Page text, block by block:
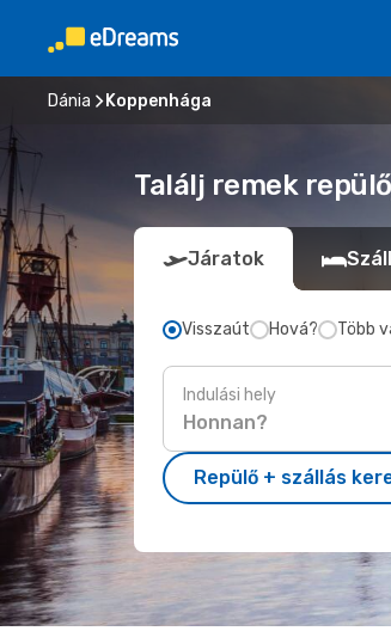
Dánia Koppenhága
Találj remek
Járatok
Visszaút Hová? Több
Indulási hely
Repülő + szállás